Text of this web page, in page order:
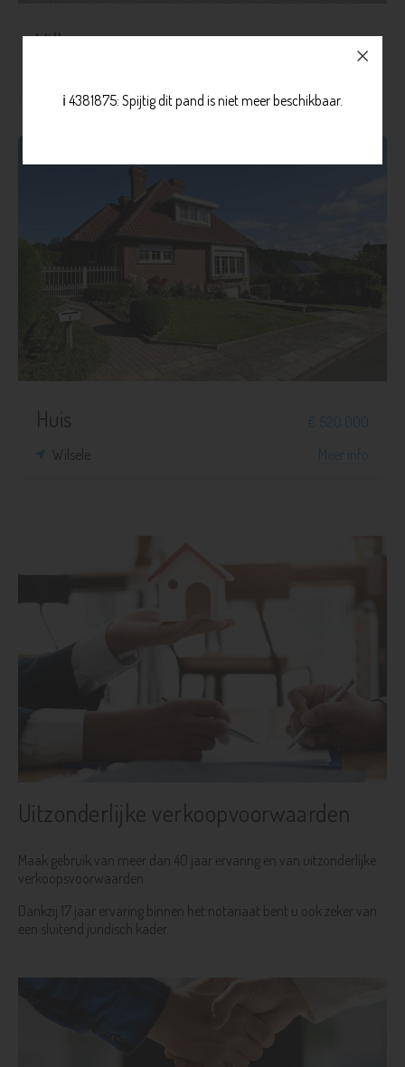
Villa
3
Huis
€ 520.000
Wilsele
Meer info
Uitzonderlijke verkoopvoorwaarden
Maak gebruik van meer dan 40 jaar ervaring en van uitzonderlijke
verkoopsvoorwaarden.
Dankzij 17 jaar ervaring binnen het notariaat bent u ook zeker van
een sluitend juridisch kader.
ℹ️ 4381875: Spijtig dit pand is niet meer beschikbaar.